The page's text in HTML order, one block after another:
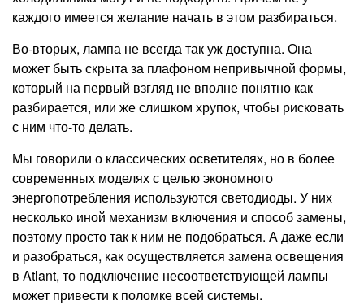
каждого имеется желание начать в этом разбираться.
Во-вторых, лампа не всегда так уж доступна. Она
может быть скрыта за плафоном непривычной формы,
который на первый взгляд не вполне понятно как
разбирается, или же слишком хрупок, чтобы рисковать
с ним что-то делать.
Мы говорили о классических осветителях, но в более
современных моделях с целью экономного
энергопотребления используются светодиоды. У них
несколько иной механизм включения и способ замены,
поэтому просто так к ним не подобраться. А даже если
и разобраться, как осуществляется замена освещения
в Atlant, то подключение несоответствующей лампы
может привести к поломке всей системы.